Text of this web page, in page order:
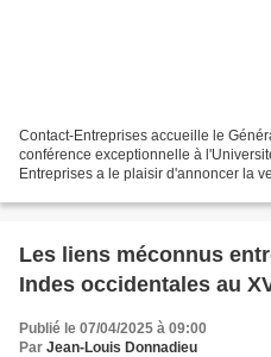
Contact-Entreprises accueille le
conférence exceptionnelle à
Entreprises a le plaisir d'annoncer la
Les liens méconnus
Indes occidentales au
Publié le 07/04/2025 à 09:00
Par Jean-Louis Donnadieu